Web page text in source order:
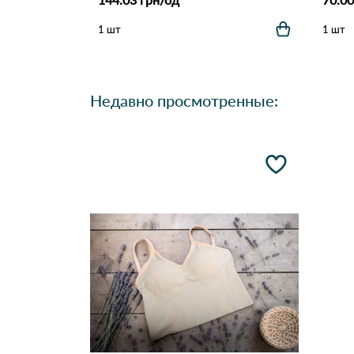
1 шт 1 шт
Недавно просмотренные: